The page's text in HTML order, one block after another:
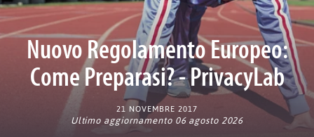
Nuovo Regolamento Europeo:
Come Preparasi? - PrivacyLab
21 NOVEMBRE 2017
Ultimo aggiornamento 06 agosto 2026